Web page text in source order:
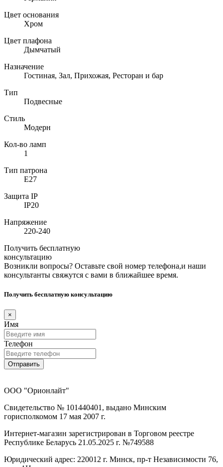
Цвет основания
Хром
Цвет плафона
Дымчатый
Назначение
Гостиная, Зал, Прихожая, Ресторан и бар
Тип
Подвесные
Стиль
Модерн
Кол-во ламп
1
Тип патрона
E27
Защита IP
IP20
Напряжение
220-240
Получить бесплатную
консультацию
Возникли вопросы? Оставьте свой номер телефона,и наши
консультанты свяжутся с вами в ближайшее время.
Получить бесплатную консультацию
×
Имя
Телефон
Отправить
ООО "Орионлайт"
Свидетельство № 101440401, выдано Минским
горисполкомом 17 мая 2007 г.
Интернет-магазин зарегистрирован в Торговом реестре
Республике Беларусь 21.05.2025 г. №749588
Юридический адрес: 220012 г. Минск, пр-т Независимости 76,